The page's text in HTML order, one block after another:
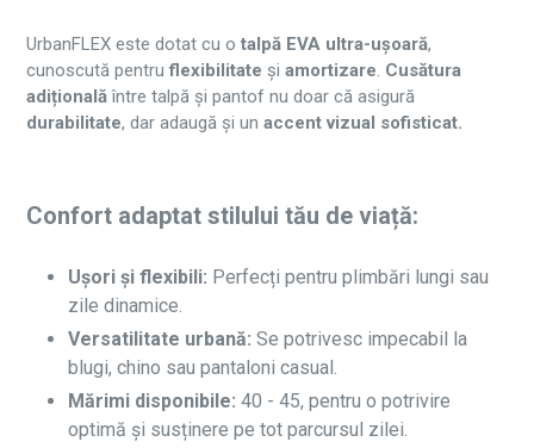
UrbanFLEX este dotat cu o talpă EVA ultra-ușoară,
cunoscută pentruflexibilitate și amortizare. Cusătura
adiționalăîntre talpă și pantof nu doar că asigură
durabilitate, dar adaugă și un accent vizual sofisticat.
Confort adaptat stilului tău de viață:
Ușori și flexibili: Perfecți pentru plimbări lungi sau
zile dinamice.
Versatilitate urbană: Se potrivesc impecabil la
blugi, chino sau pantaloni casual.
Mărimi disponibile: 40 - 45, pentru o potrivire
optimă și susținere pe tot parcursul zilei.